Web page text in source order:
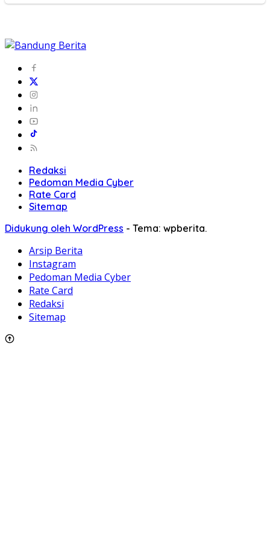
Redaksi
Pedoman Media Cyber
Rate Card
Sitemap
Didukung oleh WordPress - Tema: wpberita.
Arsip Berita
Instagram
Pedoman Media Cyber
Rate Card
Redaksi
Sitemap